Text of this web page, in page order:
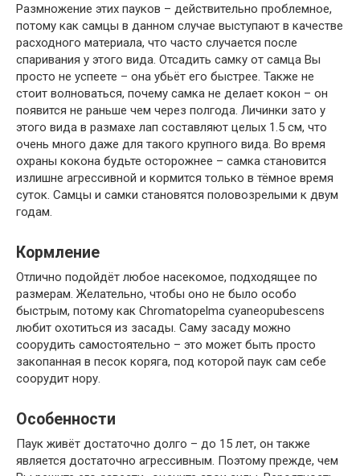
Размножение этих пауков – действительно проблемное,
потому как самцы в данном случае выступают в качестве
расходного материала, что часто случается после
спаривания у этого вида. Отсадить самку от самца Вы
просто не успеете – она убьёт его быстрее. Также не
стоит волноваться, почему самка не делает кокон – он
появится не раньше чем через полгода. Личинки зато у
этого вида в размахе лап составляют целых 1.5 см, что
очень много даже для такого крупного вида. Во время
охраны кокона будьте осторожнее – самка становится
излишне агрессивной и кормится только в тёмное время
суток. Самцы и самки становятся половозрелыми к двум
годам.
Кормление
Отлично подойдёт любое насекомое, подходящее по
размерам. Желательно, чтобы оно не было особо
быстрым, потому как Chromatopelma cyaneopubescens
любит охотиться из засады. Саму засаду можно
соорудить самостоятельно – это может быть просто
закопанная в песок коряга, под которой паук сам себе
соорудит нору.
Особенности
Паук живёт достаточно долго – до 15 лет, он также
является достаточно агрессивным. Поэтому прежде, чем